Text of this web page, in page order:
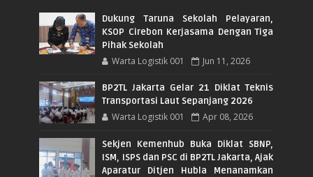
Dukung Taruna Sekolah Pelayaran,
KSOP Cirebon Kerjasama Dengan Tiga
Pihak Sekolah
Warta Logistik 001 Jun 11, 2026
BP2TL Jakarta Gelar 21 Diklat Teknis
Transportasi Laut Sepanjang 2026
Warta Logistik 001 Apr 08, 2026
Sekjen Kemenhub Buka Diklat SBNP,
ISM, ISPS dan PSC di BP2TL Jakarta, Ajak
Aparatur Ditjen Hubla Menanamkan